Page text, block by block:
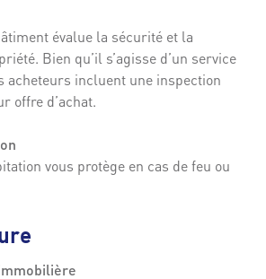
évalue la sécurité et la
Bien qu’il s’agisse d’un service
incluent une inspection
offre d’achat.
vous protège en cas de feu ou